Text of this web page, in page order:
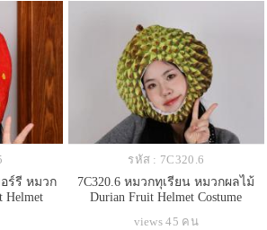
อร์รี หมวก
Helmet
รหัส : 7C320.6
7C320.6 หมวกทุเรียน หมวกผลไม้
Durian Fruit Helmet Costume
views 45 คน